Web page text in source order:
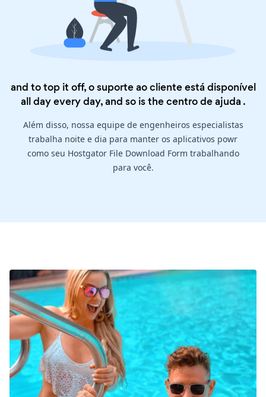
and to top it off, o suporte ao cliente está disponível
all day every day, and so is thecentro de ajuda .
Além disso, nossa equipe de engenheiros especialistas
trabalha noite e dia para manter os aplicativos powr
como seu Hostgator File Download Form trabalhando
para você.